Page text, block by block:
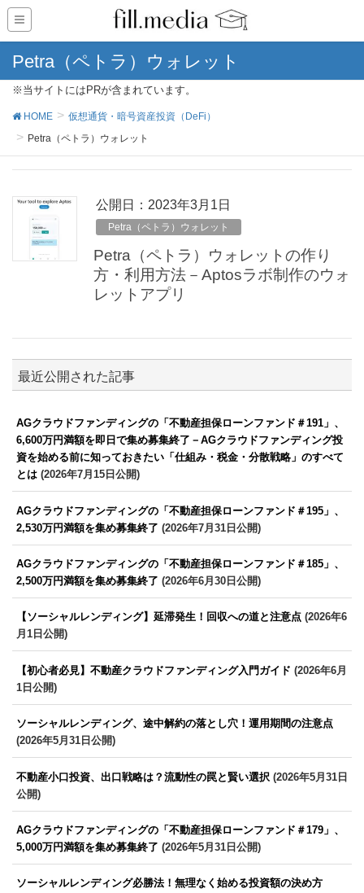
Petra（ペトラ）ウォレット
※当サイトにはPRが含まれています。
HOME
仮想通貨・暗号資産投資（DeFi）
Petra（ペトラ）ウォレット
公開日： 2023年3月1日
Petra（ペトラ）ウォレット
Petra（ペトラ）ウォレットの作り
方・利用方法－Aptosラボ制作のウォ
レットアプリ
最近公開された記事
AGクラウドファンディングの「不動産担保ローンファンド＃191」、
6,600万円満額を即日で集め募集終了－AGクラウドファンディング投
資を始める前に知っておきたい「仕組み・税金・分散戦略」のすべて
とは (2026年7月15日公開)
AGクラウドファンディングの「不動産担保ローンファンド＃195」、
2,530万円満額を集め募集終了 (2026年7月31日公開)
AGクラウドファンディングの「不動産担保ローンファンド＃185」、
2,500万円満額を集め募集終了 (2026年6月30日公開)
【ソーシャルレンディング】延滞発生！回収への道と注意点 (2026年6
月1日公開)
【初心者必見】不動産クラウドファンディング入門ガイド (2026年6月
1日公開)
ソーシャルレンディング、途中解約の落とし穴！運用期間の注意点
(2026年5月31日公開)
不動産小口投資、出口戦略は？流動性の罠と賢い選択 (2026年5月31日
公開)
AGクラウドファンディングの「不動産担保ローンファンド＃179」、
5,000万円満額を集め募集終了 (2026年5月31日公開)
ソーシャルレンディング必勝法！無理なく始める投資額の決め方